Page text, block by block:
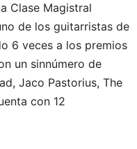
Clase Magistral
de los guitarristas de
6 veces a los premios
un sinnúmero de
Jaco Pastorius, The
con 12